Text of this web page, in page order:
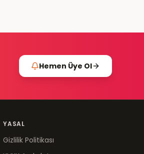
Hemen Üye Ol
YASAL
Gizlilik Politikası